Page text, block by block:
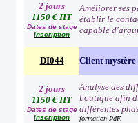
2 jours
1150 € HT
Dates de stage
Inscription
Améliorer ses
établir le
capable
DI044 Client mystère
2 jours
1150 € HT
Dates de stage
Inscription
Analyse des
boutique afin
différentes
formation PdF.